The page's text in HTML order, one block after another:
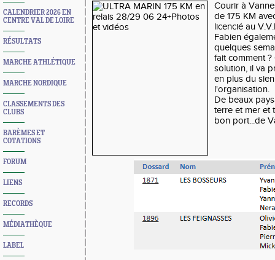
CALENDRIER 2026 EN
CENTRE VAL DE LOIRE
RÉSULTATS
MARCHE ATHLÉTIQUE
MARCHE NORDIQUE
CLASSEMENTS DES
CLUBS
BARÈMES ET
COTATIONS
FORUM
LIENS
RECORDS
MÉDIATHÈQUE
LABEL
Courir à
de 175 KM
licencié au
Fabien
quelques
fait comment ?
solution, il va
en plus du
l'organisation.
De beaux
terre et mer et
bon port...de